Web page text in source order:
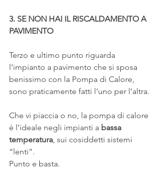
3. SE NON HAI IL RISCALDAMENTO A
PAVIMENTO
Terzo e ultimo punto riguarda
l’impianto a pavimento che si sposa
benissimo con la Pompa di Calore,
sono praticamente fatti l’uno per l’altra.
Che vi piaccia o no, la pompa di calore
è l’ideale negli impianti a bassa
temperatura , sui cosiddetti sistemi
“lenti”.
Punto e basta.